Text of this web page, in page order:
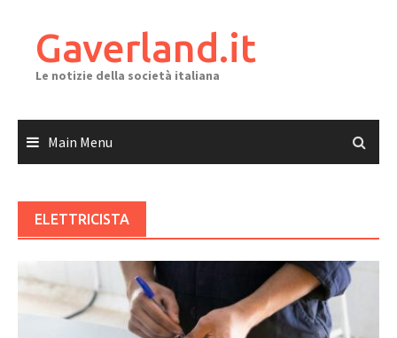
contentGaverland.it
Le notizie della società italiana
Main Menu
ELETTRICISTA